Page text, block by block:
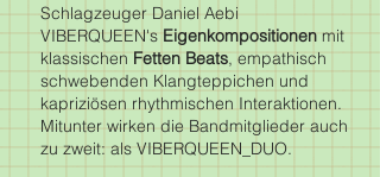
Schlagzeuger Daniel Aebi
VIBERQUEEN's Eigenkompositionen mit
klassischen Fetten Beats, empathisch
schwebenden Klangteppichen und
kapriziösen rhythmischen Interaktionen.
Mitunter wirken die Bandmitglieder auch
zu zweit: als VIBERQUEEN_DUO.